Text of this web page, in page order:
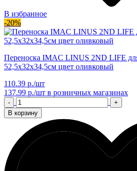
В избранное
-20%
Переноска IMAC LINUS 2ND LIFE
52,5х32х34,5см цвет оливковый
110.39 р./шт
137.99 р./шт в розничных магазинах
-
+
В корзину